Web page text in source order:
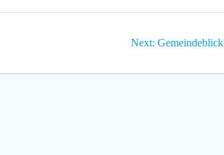
Next: Next
Gemeindeblick